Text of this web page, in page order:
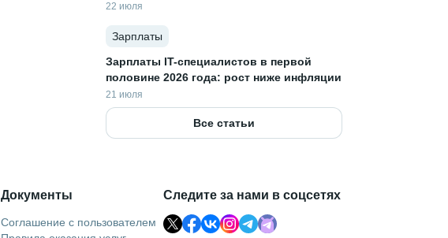
22 июля
Зарплаты
Зарплаты IT-специалистов в первой
половине 2026 года: рост ниже инфляции
21 июля
Все статьи
Документы
Соглашение с пользователем
Следите за нами в соцсетях